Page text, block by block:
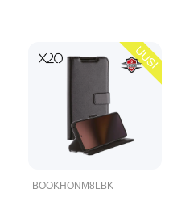
UUSI
BOOKHONM8LBK